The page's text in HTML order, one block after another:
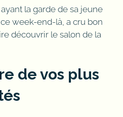
la garde de sa jeune
week-end-là, a cru bon
découvrir le salon de la
de vos plus